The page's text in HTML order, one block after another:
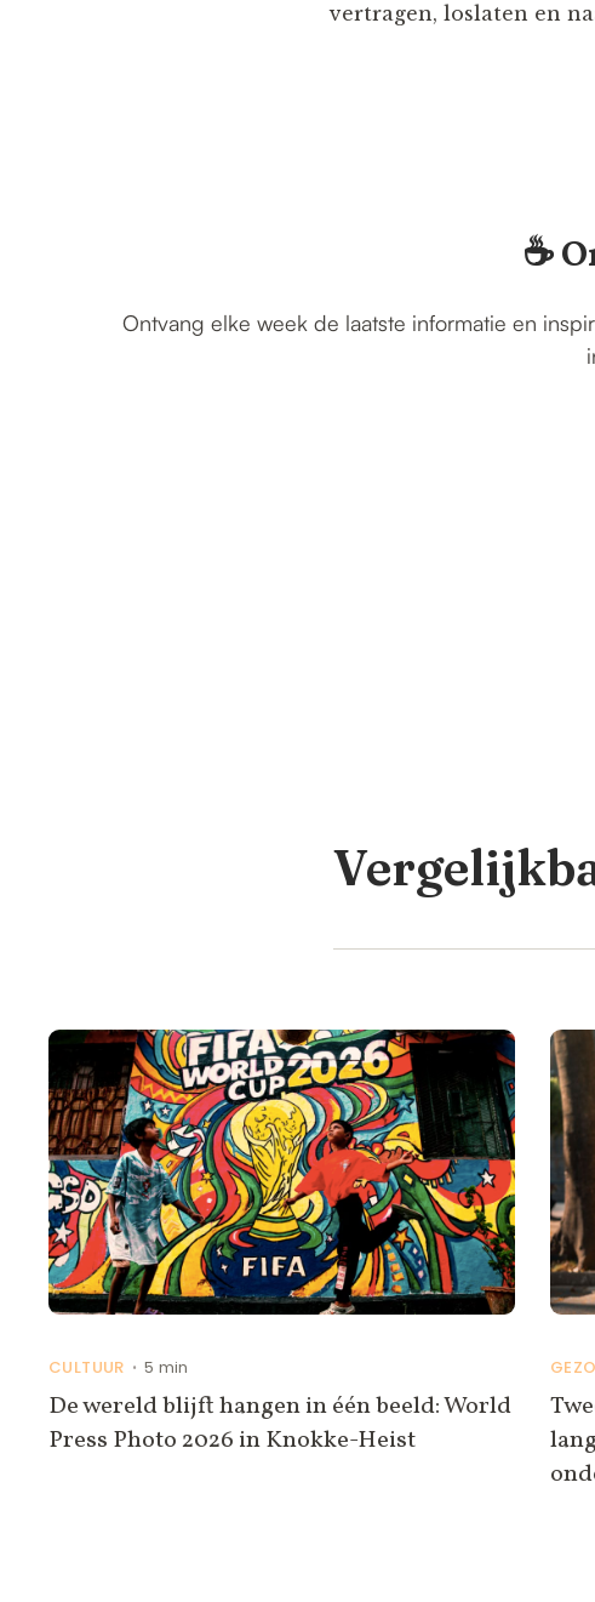
vertragen, loslaten en
☕️
Ontvang elke week de laatste informatie en
CULTUUR • 5 min
De wereld blijft hangen in één beeld: World
Press Photo 2026 in Knokke-Heist